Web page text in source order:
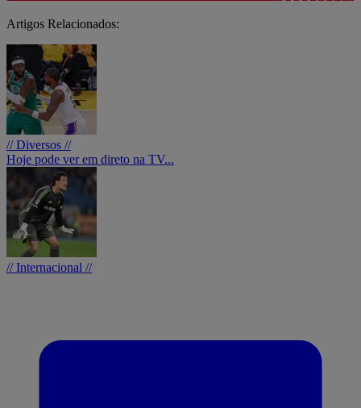
Artigos Relacionados:
// Diversos //
Hoje pode ver em direto na TV...
// Internacional //